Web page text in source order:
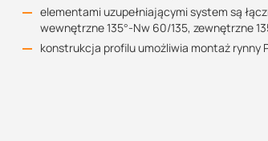
elementami uzupełniającymi system są
wewnętrzne 135°-Nw 60/135, zewnętrzne
konstrukcja profilu umożliwia montaż rynny
baza: aluminium pokryte powłoką polistrową
ciężar: 1610 g/m
grubość powłoki: minimum 60 µm